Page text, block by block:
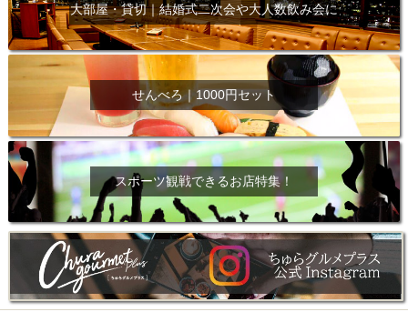
大部屋・貸切｜結婚式二次会や大人数飲み会に
せんべろ｜1000円セット
スポーツ観戦できるお店特集！